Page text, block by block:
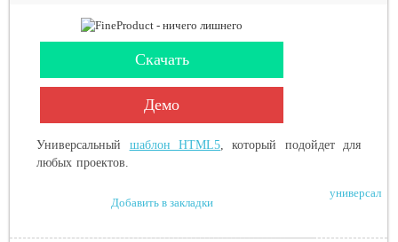
Скачать
Демо
Универсальный шаблон HTML5, который подойдет для
любых проектов.
Добавить в закладки
универсал